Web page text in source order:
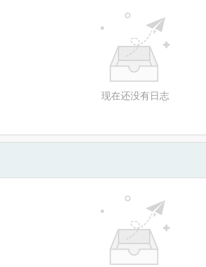
现在还没有日志